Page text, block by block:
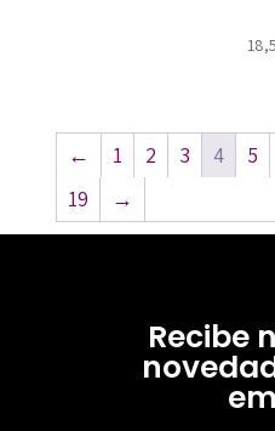
← 1 2 3 4 5
19
→
Recibe